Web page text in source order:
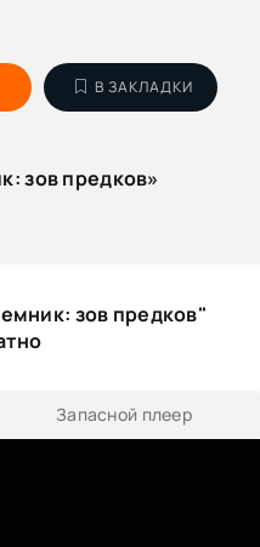
В ЗАКЛАДКИ
зов предков»
зов предков"
Запасной плеер